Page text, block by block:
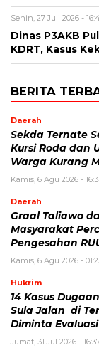
Senin, 27 Juli 2026 -
Dinas P3AKB
KDRT, Kasus
BERITA
Daerah
Sekda Ternate
Kursi Roda dan
Warga Kurang
Kamis, 6 Agu 2026 -
Daerah
Graal Taliawo
Masyarakat
Pengesahan
Kamis, 6 Agu 2026 -
Hukrim
14 Kasus
Sula Jalan di
Diminta
Jumat, 31 Jul 2026 -